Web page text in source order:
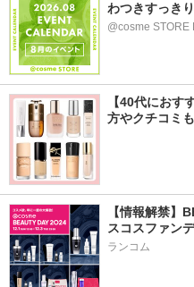
わつきすっき
@cosme STORE
【40代におす
方やクチコミ
【情報解禁】
スコスファン
ランコム